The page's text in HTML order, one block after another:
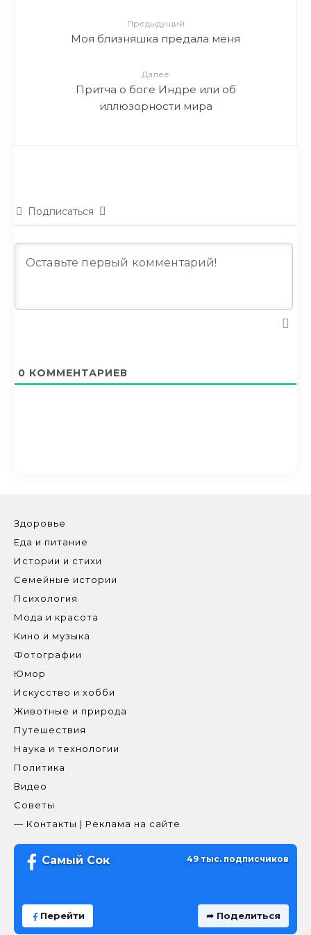
Предыдущий
Моя близняшка предала меня
Далее
Притча о боге Индре или об
иллюзорности мира
Подписаться
0 КОММЕНТАРИЕВ
Здоровье
Еда и питание
Истории и стихи
Семейные истории
Психология
Мода и красота
Кино и музыка
Фотографии
Юмор
Искусство и хобби
Животные и природа
Путешествия
Наука и технологии
Политика
Видео
Советы
— Контакты | Реклама на сайте
Самый Сок 49 тыс. подписчиков
Перейти ➦ Поделиться